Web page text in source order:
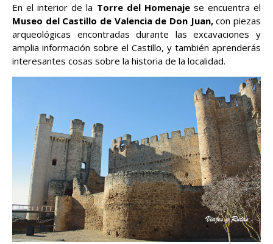
En el interior de la Torre del Homenaje se encuentra el
Museo del Castillo de Valencia de Don Juan,con piezas
arqueológicas encontradas durante las excavaciones y
amplia información sobre el Castillo, y también aprenderás
interesantes cosas sobre la historia de la localidad.